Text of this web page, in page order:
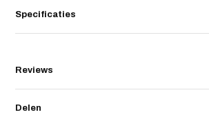
Specificaties
Reviews
Delen